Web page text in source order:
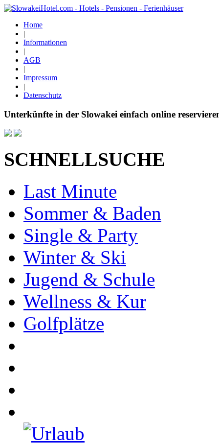
Home
|
Informationen
|
AGB
|
Impressum
|
Datenschutz
Unterkünfte in der Slowakei einfach online
SCHNELLSUCHE
Last Minute
Sommer & Baden
Single & Party
Winter & Ski
Jugend & Schule
Wellness & Kur
Golfplätze